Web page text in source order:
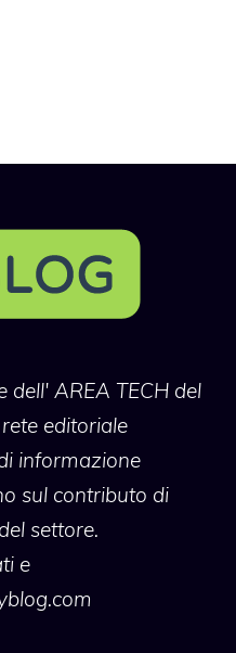
dell' AREA TECH del
editoriale
informazione
sul contributo di
settore.
e